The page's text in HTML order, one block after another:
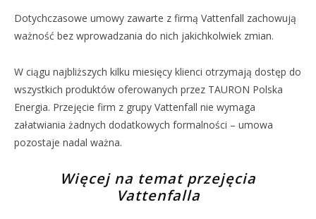
Dotychczasowe umowy zawarte z firmą Vattenfall zachowują
ważność bez wprowadzania do nich jakichkolwiek zmian.
W ciągu najbliższych kilku miesięcy klienci otrzymają dostęp do
wszystkich produktów oferowanych przez TAURON Polska
Energia. Przejęcie firm z grupy Vattenfall nie wymaga
załatwiania żadnych dodatkowych formalności – umowa
pozostaje nadal ważna.
Więcej na temat przejęcia
Vattenfalla